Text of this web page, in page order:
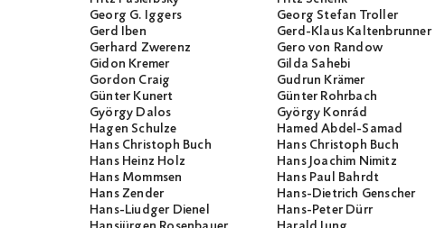
Georg G. Iggers
Georg Stefan Troller
Gerd Iben
Gerd-Klaus Kaltenbrunner
Gerhard Zwerenz
Gero von Randow
Gidon Kremer
Gilda Sahebi
Gordon Craig
Gudrun Krämer
Günter Kunert
Günter Rohrbach
György Dalos
György Konrád
Hagen Schulze
Hamed Abdel-Samad
Hans Christoph Buch
Hans Christoph Buch
Hans Heinz Holz
Hans Joachim Nimitz
Hans Mommsen
Hans Paul Bahrdt
Hans Zender
Hans-Dietrich Genscher
Hans-Liudger Dienel
Hans-Peter Dürr